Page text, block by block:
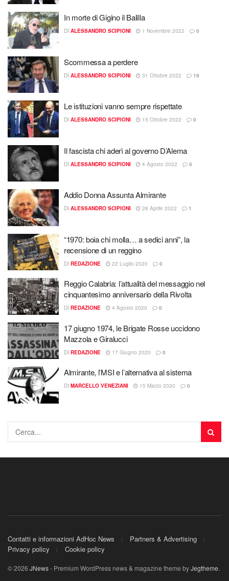
In morte di Gigino il Balilla
DI ALESSANDRO SCIPIONI 1 Novembre 2022 0
Scommessa a perdere
DI ALESSANDRO SCIPIONI 31 Ottobre 2022 19
Le istituzioni vanno sempre rispettate
DI ALESSANDRO SCIPIONI 15 Ottobre 2022 0
Il fascista chi aderì al governo D’Alema
DI ALESSANDRO SCIPIONI 4 Agosto 2022 0
Addio Donna Assunta Almirante
DI ALESSANDRO SCIPIONI 26 Aprile 2022 1
“1970: boia chi molla… a sedici anni”, la
recensione di un reggino
DI REDAZIONE 22 Luglio 2020 0
Reggio Calabria: l’attualità del messaggio nel
cinquantesimo anniversario della Rivolta
DI REDAZIONE 4 Agosto 2020 0
17 giugno 1974, le Brigate Rosse uccidono
Mazzola e Giralucci
DI REDAZIONE 17 Giugno 2020 0
Almirante, l’MSI e l’alternativa al sistema
DI MARCELLO VENEZIANI 15 Marzo 2020 0
Contatti e informazioni AdHoc News
Partners & Advertising
Privacy policy
Cookie policy
© 2026 JNews- Premium WordPress news & magazine theme byJegtheme.